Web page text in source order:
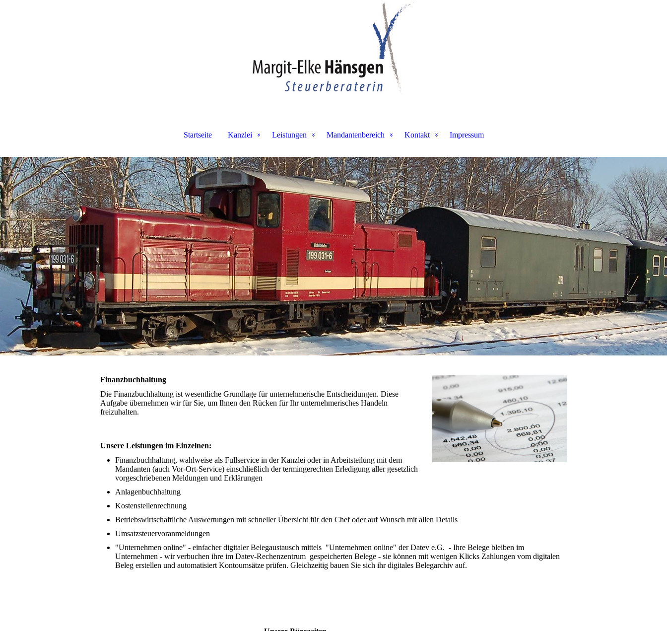
Startseite Kanzlei Leistungen Mandantenbereich Kontakt Impressum
Finanzbuchhaltung
Die Finanzbuchhaltung ist wesentliche Grundlage für unternehmerische Entscheidungen. Diese
Aufgabe übernehmen wir für Sie, um Ihnen den Rücken für Ihr unternehmerisches Handeln
freizuhalten.
Unsere Leistungen im Einzelnen:
Finanzbuchhaltung, wahlweise als Fullservice in der Kanzlei oder in Arbeitsteilung mit dem
Mandanten (auch Vor-Ort-Service) einschließlich der termingerechten Erledigung aller gesetzlich
vorgeschriebenen Meldungen und Erklärungen
Anlagenbuchhaltung
Kostenstellenrechnung
Betriebswirtschaftliche Auswertungen mit schneller Übersicht für den Chef oder auf Wunsch mit allen Details
Umsatzsteuervoranmeldungen
"Unternehmen online" - einfacher digitaler Belegaustausch mittels "Unternehmen online" der Datev e.G. - Ihre Belege bleiben im
Unternehmen - wir verbuchen ihre im Datev-Rechenzentrum gespeicherten Belege - sie können mit wenigen Klicks Zahlungen vom digitalen
Beleg erstellen und automatisiert Kontoumsätze prüfen. Gleichzeitig bauen Sie sich ihr digitales Belegarchiv auf.